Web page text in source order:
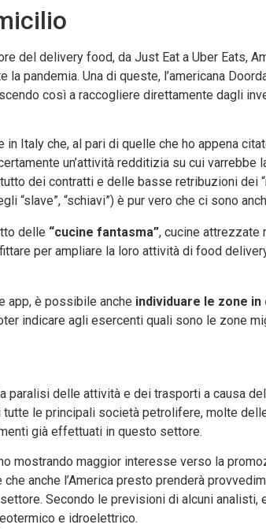
del delivery food, da Just Eat a Uber Eats,
pandemia. Una di queste, l’americana
così a raccogliere direttamente dagli
in Italy che, al pari di quelle che ho appena
un’attività redditizia su cui varrebbe
dei contratti e delle basse retribuzioni dei
“slave”, “schiavi”) è pur vero che ci sono
delle “cucine fantasma”, cucine attrezzate
per ampliare la loro attività di food
app, è possibile anche individuare le zone in
indicare agli esercenti quali sono le zone
paralisi delle attività e dei trasporti a causa
le principali società petrolifere, molte
già effettuati in questo settore.
mostrando maggior interesse verso la
anche l’America presto prenderà
Secondo le previsioni di alcuni analisti,
e idroelettrico.